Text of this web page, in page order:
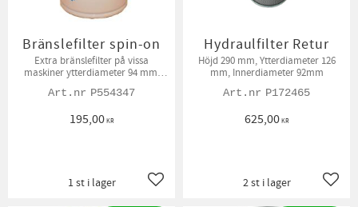
Bränslefilter spin-on
Extra bränslefilter på vissa
maskiner ytterdiameter 94 mm,
P554347
195,00KR
Lägg till i favoriter
1 st i lager
Hydraulfilter Retur
Höjd 290 mm, Ytterdiameter 126
mm, Innerdiameter 92mm
P172465
625,00KR
2 st i lager